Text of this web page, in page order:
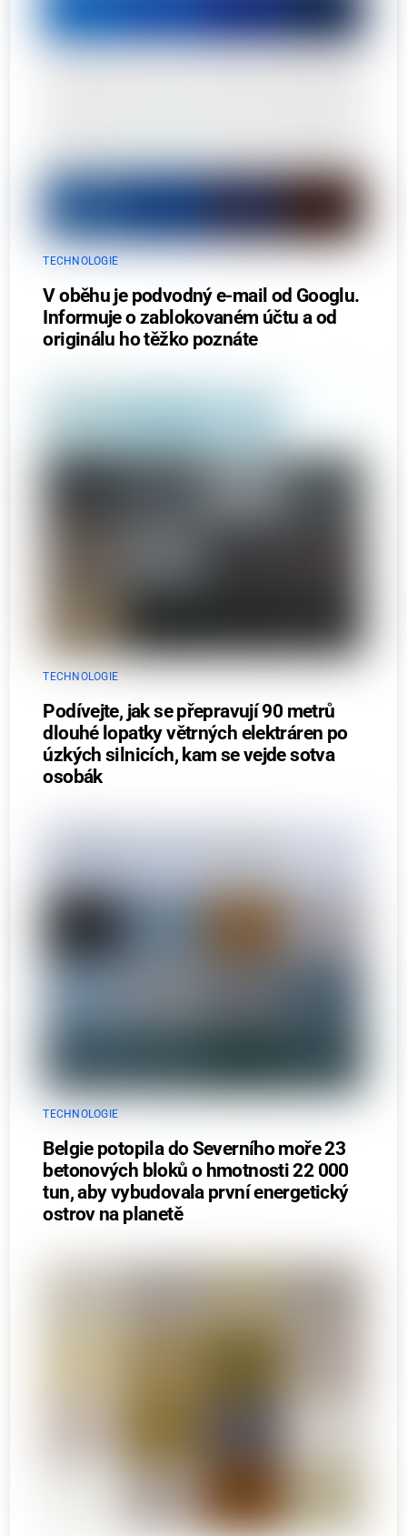
TECHNOLOGIE
V oběhu je podvodný e-mail od Googlu.
Informuje o zablokovaném účtu a od
originálu ho těžko poznáte
TECHNOLOGIE
Podívejte, jak se přepravují 90 metrů
dlouhé lopatky větrných elektráren po
úzkých silnicích, kam se vejde sotva
osobák
TECHNOLOGIE
Belgie potopila do Severního moře 23
betonových bloků o hmotnosti 22 000
tun, aby vybudovala první energetický
ostrov na planetě